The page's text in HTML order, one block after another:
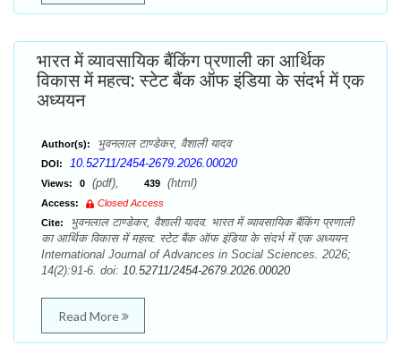
भारत में व्यावसायिक बैंकिंग प्रणाली का आर्थिक
विकास में महत्व: स्टेट बैंक ऑफ इंडिया के संदर्भ में एक
अध्ययन
Author(s): भुवनलाल टाण्डेकर, वैशाली यादव
DOI: 10.52711/2454-2679.2026.00020
Views: 0 (pdf), 439 (html)
Access:
Closed Access
Cite:
भुवनलाल टाण्डेकर, वैशाली यादव. भारत में व्यावसायिक बैंकिंग प्रणाली
का आर्थिक विकास में महत्व: स्टेट बैंक ऑफ इंडिया के संदर्भ में एक अध्ययन.
International Journal of Advances in Social Sciences. 2026;
14(2):91-6. doi: 10.52711/2454-2679.2026.00020
Read More